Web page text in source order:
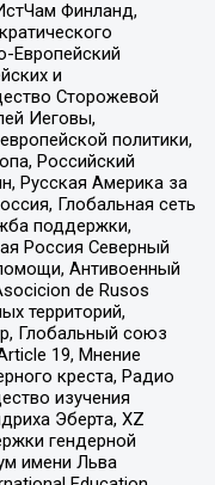
Финланд,
Европейский
и
Сторожевой
Иеговы,
политики,
Российский
Русская Америка за
Глобальная сеть
поддержки,
Россия Северный
Антивоенный
de Rusos
территорий,
Глобальный союз
19, Мнение
креста, Радио
изучения
Эберта, XZ
гендерной
имени Льва